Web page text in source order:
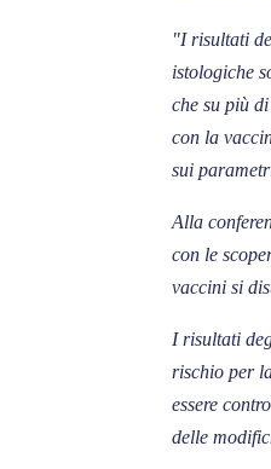
"I risultati
istologiche
che su più
con la
sui
Alla
con le
vaccini si
I risultati
rischio per
essere
delle